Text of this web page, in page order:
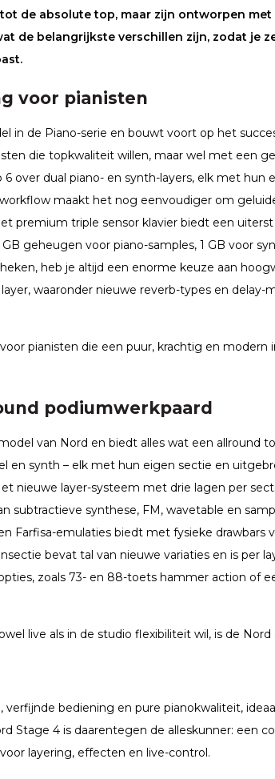
de absolute top, maar zijn ontworpen
de belangrijkste verschillen zijn, zodat je
voor pianisten
in de Piano-serie en bouwt voort op het
die topkwaliteit willen, maar wel met een
over dual piano- en synth-layers, elk met hun
maakt het nog eenvoudiger om
premium triple sensor klavier biedt een uiterst
geheugen voor piano-samples, 1 GB voor
heb je altijd een enorme keuze aan
waaronder nieuwe reverb-types en delay-
pianisten die een puur, krachtig en
podiumwerkpaard
van Nord en biedt alles wat een allround
en synth – elk met hun eigen sectie en
nieuwe layer-systeem met drie lagen per
subtractieve synthese, FM, wavetable en
Farfisa-emulaties biedt met fysieke drawbars
bevat tal van nieuwe variaties en is per
zoals 73- en 88-toets hammer action of
live als in de studio flexibiliteit wil, is de
bediening en pure pianokwaliteit,
Stage 4 is daarentegen de alleskunner: een
layering, effecten en live-control.